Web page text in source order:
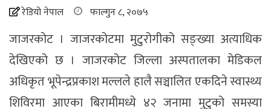
रेडियो नेपाल फाल्गुन ८, २०७५
जाजरकोट । जाजरकोटमा मुटुरोगीको सङ्ख्या अत्याधिक
देखिएको छ । जाजरकोट जिल्ला अस्पतालका मेडिकल
अधिकृत भूपेन्द्रप्रकाश मल्लले हालै सञ्चालित एकदिने स्वास्थ्य
शिविरमा आएका बिरामीमध्ये ४२ जनामा मुटुको समस्या